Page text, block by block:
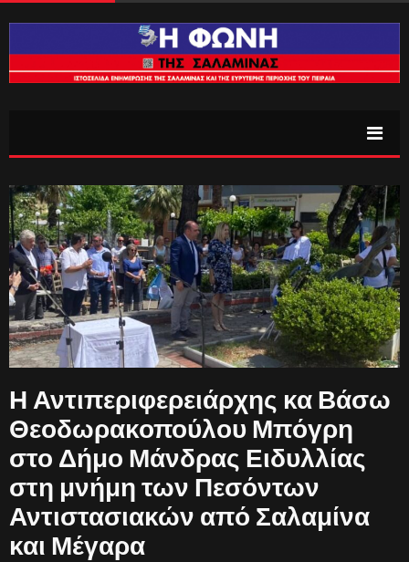
Η Αντιπεριφερειάρχης κα Βάσω
Θεοδωρακοπούλου Μπόγρη
στο Δήμο Μάνδρας Ειδυλλίας
στη μνήμη των Πεσόντων
Αντιστασιακών από Σαλαμίνα
και Μέγαρα